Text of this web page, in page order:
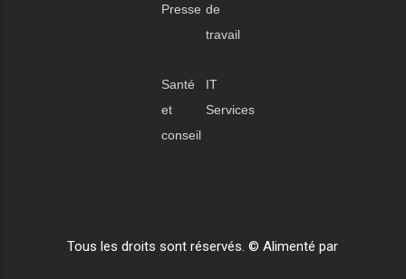
Presse de
travail
Santé
et
conseil
IT
Services
Tous les droits sont réservés. © Alimenté par